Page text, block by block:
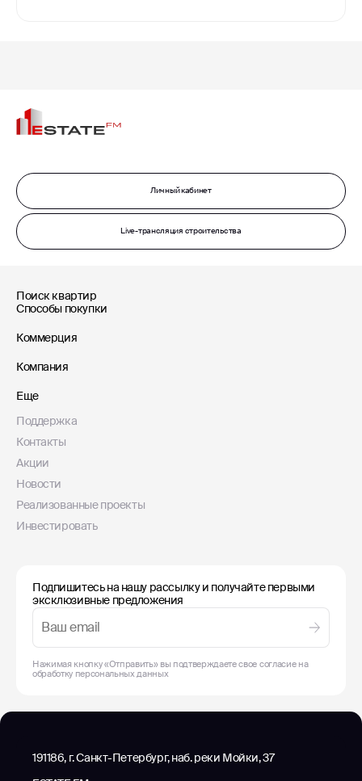
Личный кабинет
Live-трансляция строительства
Поиск квартир
Способы покупки
Коммерция
Компания
Еще
Поддержка
Контакты
Акции
Новости
Реализованные проекты
Инвестировать
Подпишитесь на нашу рассылку и получайте первыми
эксклюзивные предложения
Нажимая кнопку «Отправить» вы подтверждаете свое согласие на
обработку персональных данных
191186, г. Санкт-Петербург, наб. реки Мойки, 37